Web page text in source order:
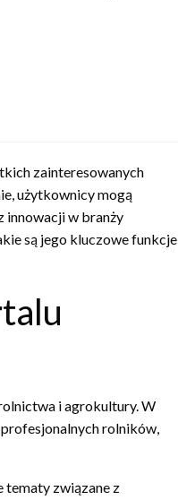
zainteresowanych
użytkownicy mogą
innowacji w branży
są jego kluczowe funkcje
i agrokultury. W
rolników,
tematy związane z